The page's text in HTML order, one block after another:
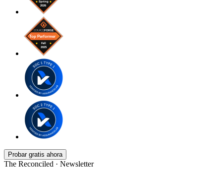
Probar gratis ahora
The Reconciled · Newsletter